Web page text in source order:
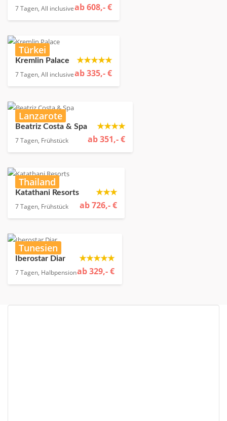
7 Tagen, All inclusiveab 608,- €
Türkei
Kremlin Palace
7 Tagen, All inclusive
★★★★★
ab 335,- €
Lanzarote
Beatriz Costa & Spa
7 Tagen, Frühstück
★★★★
ab 351,- €
Thailand
Katathani Resorts
7 Tagen, Frühstück
★★★
ab 726,- €
Tunesien
Iberostar Diar
7 Tagen, Halbpension
★★★★★
ab 329,- €